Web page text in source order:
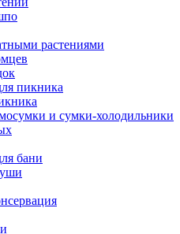
растениями
пикника
и сумки-холодильники
бани